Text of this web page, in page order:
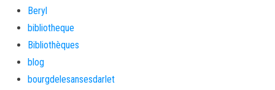
Beryl
bibliotheque
Bibliothèques
blog
bourgdelesansesdarlet